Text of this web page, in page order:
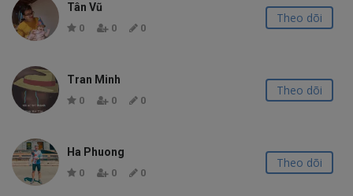
Tân Vũ
0 0 0
Theo dõi
Tran Minh
0 0 0
Theo dõi
Ha Phuong
0 0 0
Theo dõi